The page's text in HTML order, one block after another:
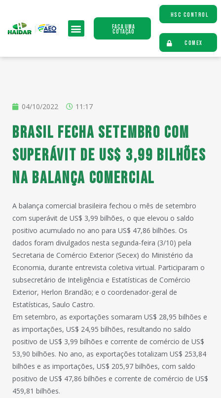
Faça uma
Cotação
HSC CONTROL
COMEX
04/10/2022 11:17
Brasil fecha setembro com
superávit de US$ 3,99 bilhões
na balança comercial
A balança comercial brasileira fechou o mês de setembro
com superávit de US$ 3,99 bilhões, o que elevou o saldo
positivo acumulado no ano para US$ 47,86 bilhões. Os
dados foram divulgados nesta segunda-feira (3/10) pela
Secretaria de Comércio Exterior (Secex) do Ministério da
Economia, durante entrevista coletiva virtual. Participaram o
subsecretário de Inteligência e Estatísticas de Comércio
Exterior, Herlon Brandão; e o coordenador-geral de
Estatísticas, Saulo Castro.
Em setembro, as exportações somaram US$ 28,95 bilhões e
as importações, US$ 24,95 bilhões, resultando no saldo
positivo de US$ 3,99 bilhões e corrente de comércio de US$
53,90 bilhões. No ano, as exportações totalizam US$ 253,84
bilhões e as importações, US$ 205,97 bilhões, com saldo
positivo de US$ 47,86 bilhões e corrente de comércio de US$
459,81 bilhões.